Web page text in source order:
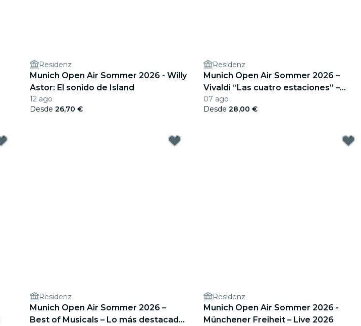
Residenz
Munich Open Air Sommer 2026 - Willy
Astor: El sonido de Island
12 ago
Desde 26,70 €
Residenz
Munich Open Air Sommer 2026 –
Vivaldi “Las cuatro estaciones” –
Solistas de cuerda de Nymphenburg
07 ago
Desde 28,00 €
Residenz
Munich Open Air Sommer 2026 –
Best of Musicals – Lo más destacado
Residenz
Munich Open Air Sommer 2026 -
Münchener Freiheit – Live 2026